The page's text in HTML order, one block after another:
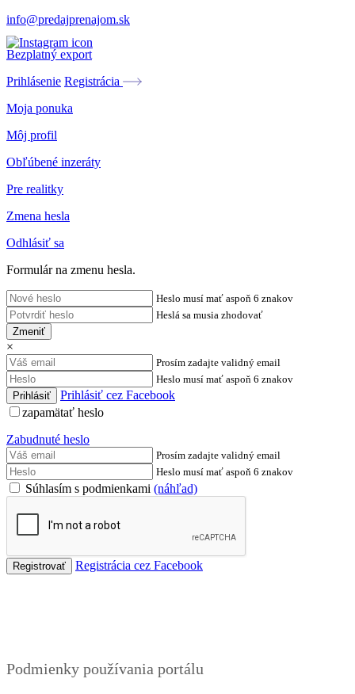
info@predajprenajom.sk
Bezplatný export
Prihlásenie Registrácia
Moja ponuka
Môj profil
Obľúbené inzeráty
Pre realitky
Zmena hesla
Odhlásiť sa
Formulár na zmenu hesla.
Heslo musí mať aspoň 6 znakov
Heslá sa musia zhodovať
Zmeniť
×
Prosím zadajte validný email
Heslo musí mať aspoň 6 znakov
Prihlásiť cez Facebook
zapamätať heslo
Zabudnuté heslo
Prosím zadajte validný email
Heslo musí mať aspoň 6 znakov
Súhlasím s podmienkami (náhľad)
Registrácia cez Facebook
Podmienky používania portálu